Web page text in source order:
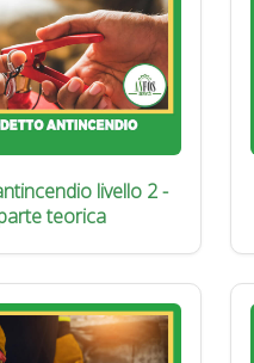
livello 2 -
teorica